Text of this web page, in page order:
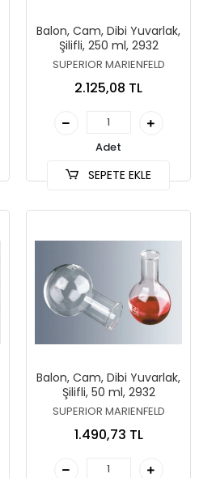
Balon, Cam, Dibi Yuvarlak,
Şilifli, 250 ml, 2932
SUPERIOR MARIENFELD
2.125,08 TL
Adet
SEPETE EKLE
Balon, Cam, Dibi Yuvarlak,
Şilifli, 50 ml, 2932
SUPERIOR MARIENFELD
1.490,73 TL